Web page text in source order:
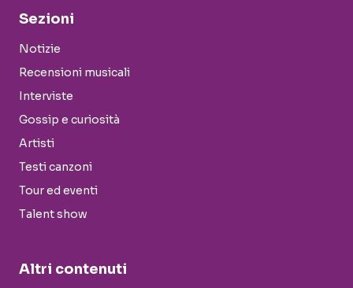
Sezioni
Notizie
Recensioni musicali
Interviste
Gossip e curiosità
Artisti
Testi canzoni
Tour ed eventi
Talent show
Altri contenuti